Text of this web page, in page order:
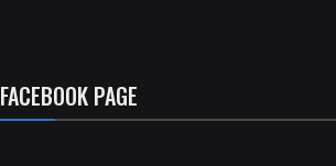
FACEBOOK PAGE